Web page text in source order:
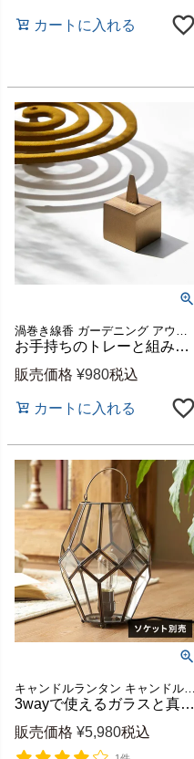
カートに入れる
お手持ちのトレーと組み合わせる真鍮製蚊取り線香スタンド キューブ型 約W2×D2×H3.5cm [34568]
販売価格 ¥980税込
カートに入れる
3wayで使えるガラスと真鍮のインテリアライト 多面体シェード 約20×20×28cm 口金E26 [67073]
販売価格 ¥5,980税込